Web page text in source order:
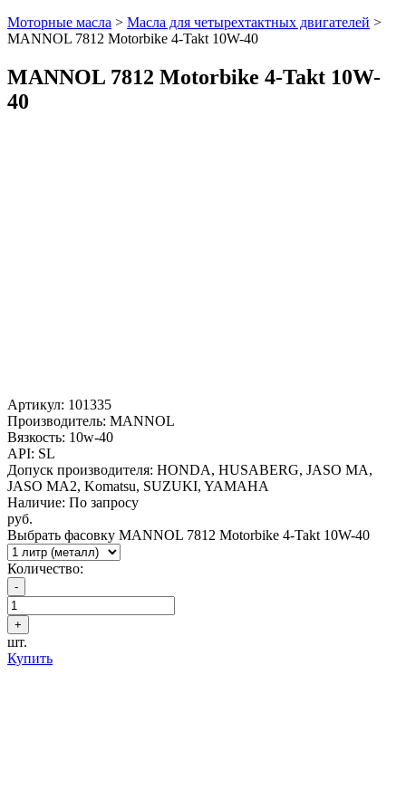
Моторные масла > Масла для четырехтактных двигателей >
MANNOL 7812 Motorbike 4-Takt 10W-40
MANNOL 7812 Motorbike 4-Takt 10W-
40
Артикул: 101335
Производитель: MANNOL
Вязкость: 10w-40
API: SL
Допуск производителя: HONDA, HUSABERG, JASO MA,
JASO MA2, Komatsu, SUZUKI, YAMAHA
Наличие: По запросу
руб.
Выбрать фасовку MANNOL 7812 Motorbike 4-Takt 10W-40
Количество:
шт.
Купить